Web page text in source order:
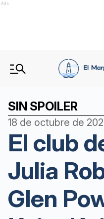
Ads
SIN SPOILER
18 de octubre de
El club
Julia
Glen